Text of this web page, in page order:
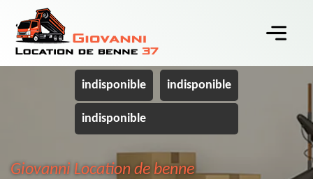
indisponible indisponible
indisponible
Giovanni Location de benne